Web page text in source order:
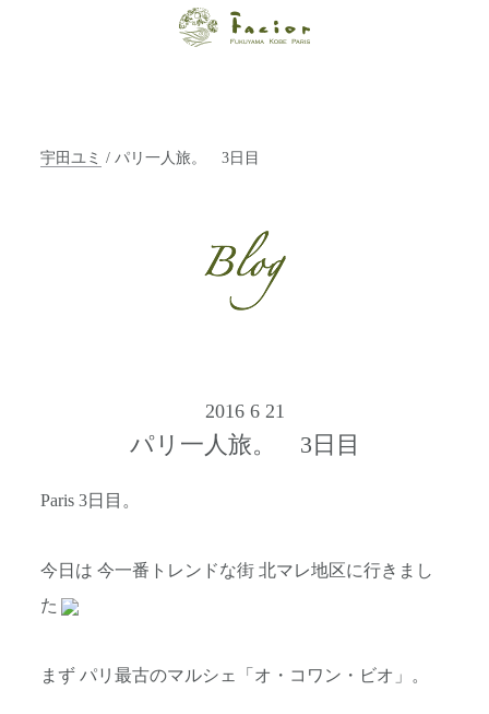
ン ファシオー
輝く美をトータ
ルでご提案しま
す。
宇田ユミ / パリ一人旅。 3日目
2016 6 21
パリ一人旅。 3日目
Paris 3日目。
今日は 今一番トレンドな街 北マレ地区に行きまし
た
まず パリ最古のマルシェ「オ・コワン・ビオ」。